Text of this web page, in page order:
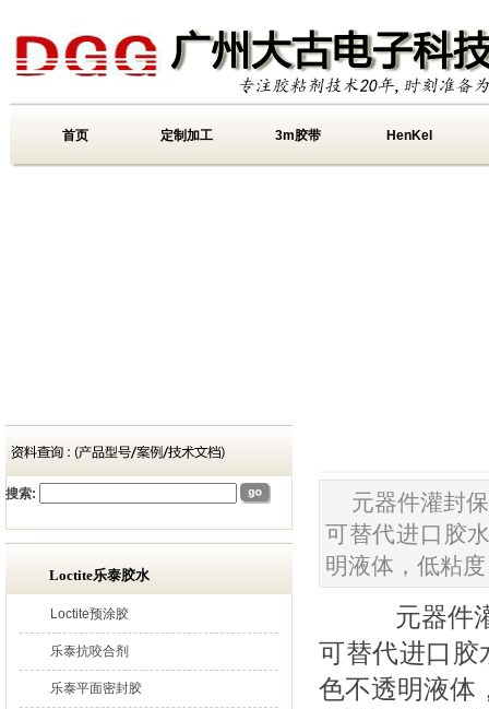
首页 定制加工 3m胶带 HenKel
搜索:
Loctite乐泰胶水
Loctite预涂胶
乐泰抗咬合剂
乐泰平面密封胶
元器件灌封
可替代进口胶
明液体，低粘
元器件灌
可替代进口胶
色不透明液体